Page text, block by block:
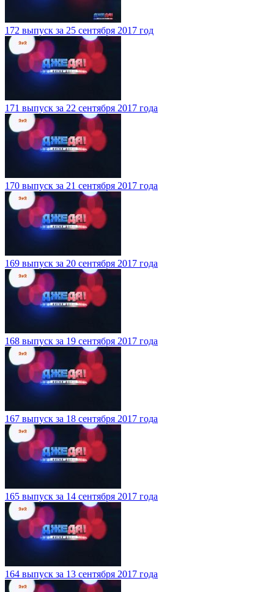
172 выпуск за 25 сентября 2017 год
171 выпуск за 22 сентября 2017 года
170 выпуск за 21 сентября 2017 года
169 выпуск за 20 сентября 2017 года
168 выпуск за 19 сентября 2017 года
167 выпуск за 18 сентября 2017 года
165 выпуск за 14 сентября 2017 года
164 выпуск за 13 сентября 2017 года